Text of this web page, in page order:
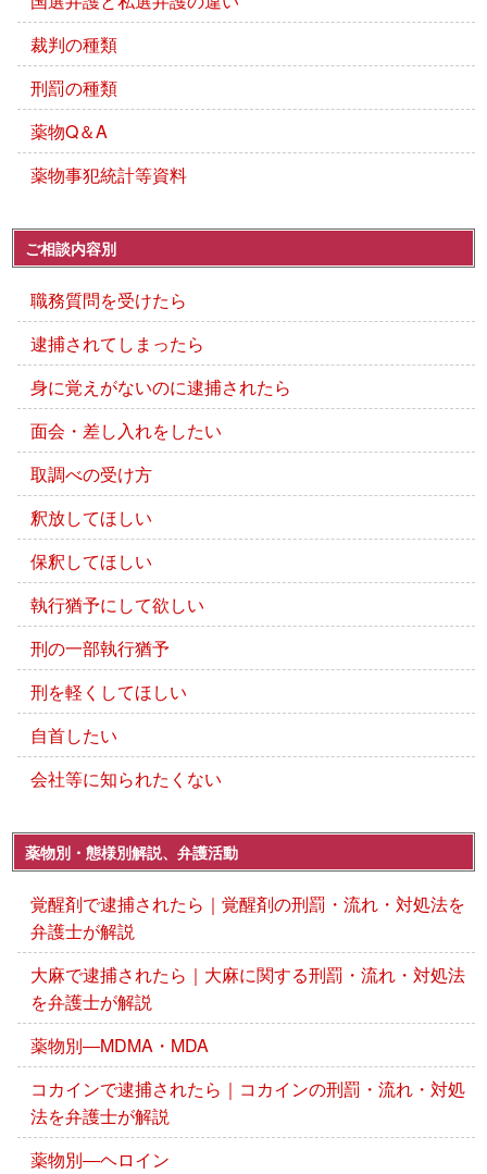
裁判の種類
刑罰の種類
薬物Q＆A
薬物事犯統計等資料
ご相談内容別
職務質問を受けたら
逮捕されてしまったら
身に覚えがないのに逮捕されたら
面会・差し入れをしたい
取調べの受け方
釈放してほしい
保釈してほしい
執行猶予にして欲しい
刑の一部執行猶予
刑を軽くしてほしい
自首したい
会社等に知られたくない
薬物別・態様別解説、弁護活動
覚醒剤で逮捕されたら｜覚醒剤の刑罰・流れ・対処法を
弁護士が解説
大麻で逮捕されたら｜大麻に関する刑罰・流れ・対処法
を弁護士が解説
薬物別―MDMA・MDA
コカインで逮捕されたら｜コカインの刑罰・流れ・対処
法を弁護士が解説
薬物別―ヘロイン